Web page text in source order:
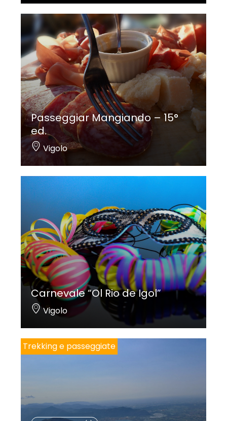
Passeggiar Mangiando – 15°
ed.
Vigolo
Carnevale “Ol Rio de Igol”
Vigolo
Trekking e passeggiate